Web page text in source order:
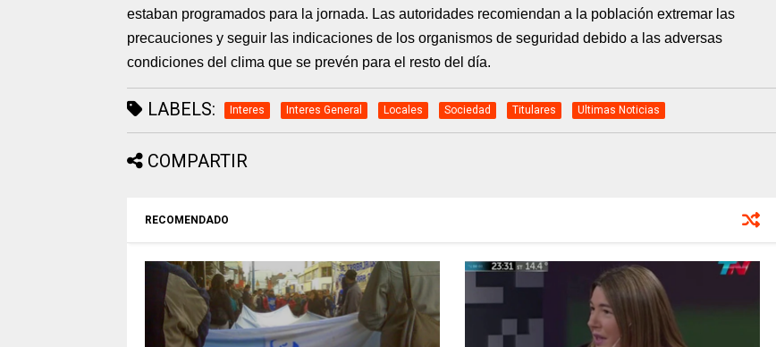
estaban programados para la jornada. Las autoridades recomiendan a la población extremar las
precauciones y seguir las indicaciones de los organismos de seguridad debido a las adversas
condiciones del clima que se prevén para el resto del día.
LABELS: Interes Interes General Locales Sociedad Titulares Ultimas Noticias
COMPARTIR
RECOMENDADO